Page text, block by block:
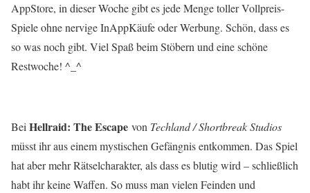
AppStore, in dieser Woche gibt es jede Menge toller Vollpreis-
Spiele ohne nervige InAppKäufe oder Werbung. Schön, dass es
so was noch gibt. Viel Spaß beim Stöbern und eine schöne
Restwoche! ^_^
Bei Hellraid: The Escape von Techland / Shortbreak Studios
müsst ihr aus einem mystischen Gefängnis entkommen. Das Spiel
hat aber mehr Rätselcharakter, als dass es blutig wird – schließlich
habt ihr keine Waffen. So muss man vielen Feinden und